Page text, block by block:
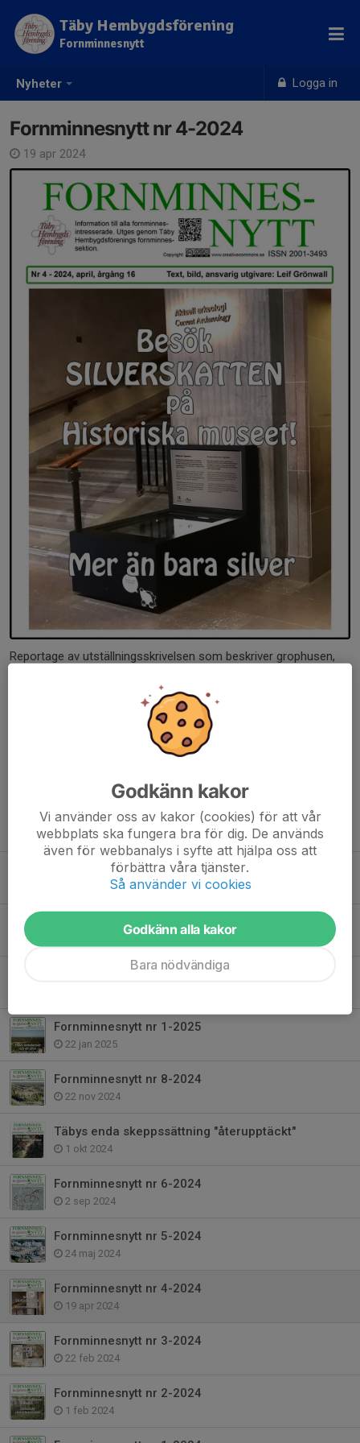
Nyheter Logga in
Täby Hembygdsförening
Fornminnesnytt
Fornminnesnytt nr 4-2024
19 apr 2024
Reportage av utställningsskrivelsen som beskriver grophusen,
textilpåsen, urnan samt pollenanalyser m.m.
Tidigare nyheter
Fornminnesnytt Nr 1-2026
12 mar, 21:00
Fornminnesnytt nr 3-2025
Fornminnesnytt nr 2-2025
Fornminnesnytt nr 1-2025
22 jan 2025
Fornminnesnytt nr 8-2024
22 nov 2024
Täbys enda skeppssättning "återupptäckt"
1 okt 2024
Fornminnesnytt nr 6-2024
2 sep 2024
Fornminnesnytt nr 5-2024
24 maj 2024
Fornminnesnytt nr 4-2024
19 apr 2024
Fornminnesnytt nr 3-2024
22 feb 2024
Fornminnesnytt nr 2-2024
1 feb 2024
Godkänn kakor
Vi använder oss av kakor (cookies) för att vår
webbplats ska fungera bra för dig. De används
även för webbanalys i syfte att hjälpa oss att
förbättra våra tjänster.
Så använder vi cookies
Godkänn alla kakor
Bara nödvändiga